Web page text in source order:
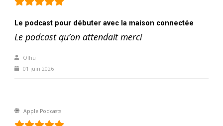
Le podcast pour débuter avec la maison connectée
Le podcast qu’on attendait merci
Olhu
01 juin 2026
Apple Podcasts